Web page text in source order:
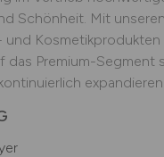
Schönheit. Mit
und Kosmetikprodukten
das Premium-Segment